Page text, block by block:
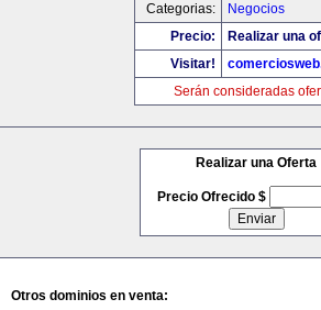
Categorias:
Negocios
Precio:
Realizar una
Visitar!
Serán consideradas
Realizar una Oferta
Precio Ofrecido $
Otros dominios en venta: